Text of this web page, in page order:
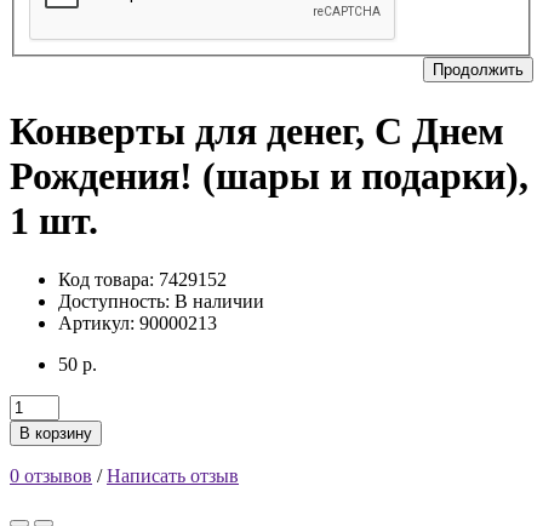
Продолжить
Конверты для денег, С Днем
Рождения! (шары и подарки),
1 шт.
Код товара: 7429152
Доступность: В наличии
Артикул: 90000213
50 р.
В корзину
0 отзывов /Написать отзыв